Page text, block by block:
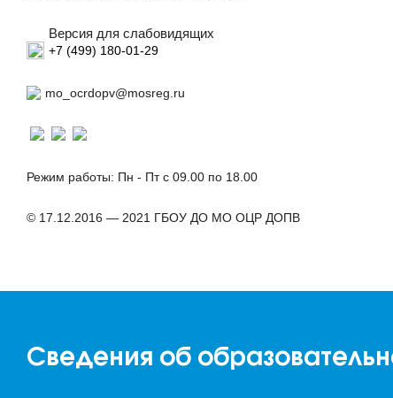
Версия для слабовидящих
+7 (499) 180-01-29
mo_ocrdopv@mosreg.ru
Режим работы: Пн - Пт с 09.00 по 18.00
© 17.12.2016 — 2021 ГБОУ ДО МО ОЦР ДОПВ
Сведения об